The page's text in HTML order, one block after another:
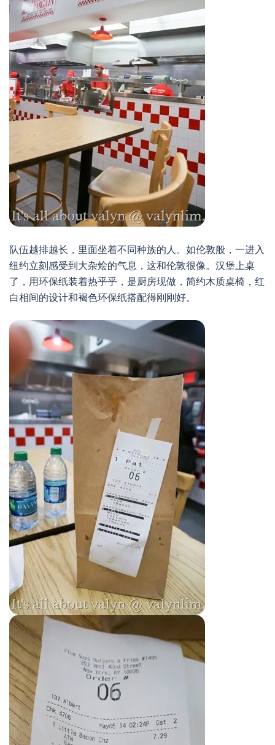
队伍越排越长，里面坐着不同种族的人。如伦敦般，一进入
纽约立刻感受到大杂烩的气息，这和伦敦很像。汉堡上桌
了，用环保纸装着热乎乎，是厨房现做，简约木质桌椅，红
白相间的设计和褐色环保纸搭配得刚刚好。